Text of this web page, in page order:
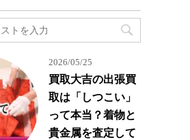
2026/05/25
買取大吉の出張買
取は「しつこい」
って本当？着物と
貴金属を査定して